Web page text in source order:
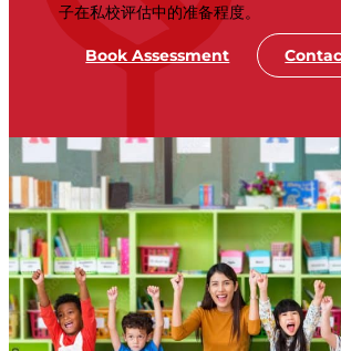
子在私校评估中的准备程度。
Book Assessment